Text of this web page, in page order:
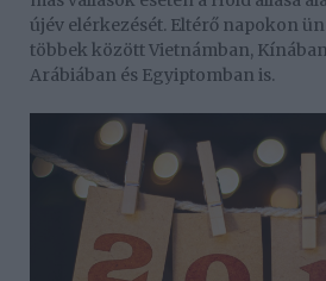
újév elérkezését. Eltérő napokon
többek között Vietnámban,
Arábiában és Egyiptomban is.